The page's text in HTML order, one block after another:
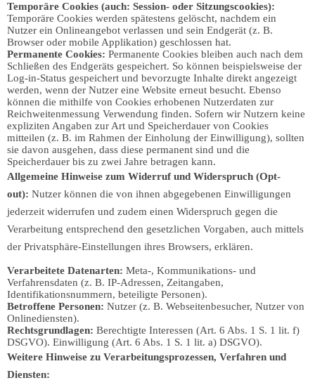
Temporäre Cookies (auch: Session- oder Sitzungscookies):
Temporäre Cookies werden spätestens gelöscht, nachdem ein
Nutzer ein Onlineangebot verlassen und sein Endgerät (z. B.
Browser oder mobile Applikation) geschlossen hat.
Permanente Cookies: Permanente Cookies bleiben auch nach dem
Schließen des Endgeräts gespeichert. So können beispielsweise der
Log-in-Status gespeichert und bevorzugte Inhalte direkt angezeigt
werden, wenn der Nutzer eine Website erneut besucht. Ebenso
können die mithilfe von Cookies erhobenen Nutzerdaten zur
Reichweitenmessung Verwendung finden. Sofern wir Nutzern keine
expliziten Angaben zur Art und Speicherdauer von Cookies
mitteilen (z. B. im Rahmen der Einholung der Einwilligung), sollten
sie davon ausgehen, dass diese permanent sind und die
Speicherdauer bis zu zwei Jahre betragen kann.
Allgemeine Hinweise zum Widerruf und Widerspruch (Opt-
out): Nutzer können die von ihnen abgegebenen Einwilligungen
jederzeit widerrufen und zudem einen Widerspruch gegen die
Verarbeitung entsprechend den gesetzlichen Vorgaben, auch mittels
der Privatsphäre-Einstellungen ihres Browsers, erklären.
Verarbeitete Datenarten: Meta-, Kommunikations- und
Verfahrensdaten (z. B. IP-Adressen, Zeitangaben,
Identifikationsnummern, beteiligte Personen).
Betroffene Personen: Nutzer (z. B. Webseitenbesucher, Nutzer von
Onlinediensten).
Rechtsgrundlagen: Berechtigte Interessen (Art. 6 Abs. 1 S. 1 lit. f)
DSGVO). Einwilligung (Art. 6 Abs. 1 S. 1 lit. a) DSGVO).
Weitere Hinweise zu Verarbeitungsprozessen, Verfahren und
Diensten: